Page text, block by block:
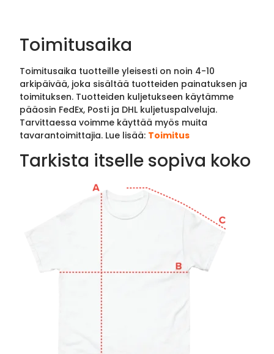
Toimitusaika
Toimitusaika tuotteille yleisesti on noin 4-10
arkipäivää, joka sisältää tuotteiden painatuksen ja
toimituksen. Tuotteiden kuljetukseen käytämme
pääosin FedEx, Posti ja DHL kuljetuspalveluja.
Tarvittaessa voimme käyttää myös muita
tavarantoimittajia. Lue lisää: Toimitus
Tarkista itselle sopiva koko